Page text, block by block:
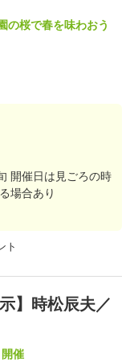
の桜で春を味わおう
開催日は見ごろの時
場合あり
ト
】時松辰夫／
催